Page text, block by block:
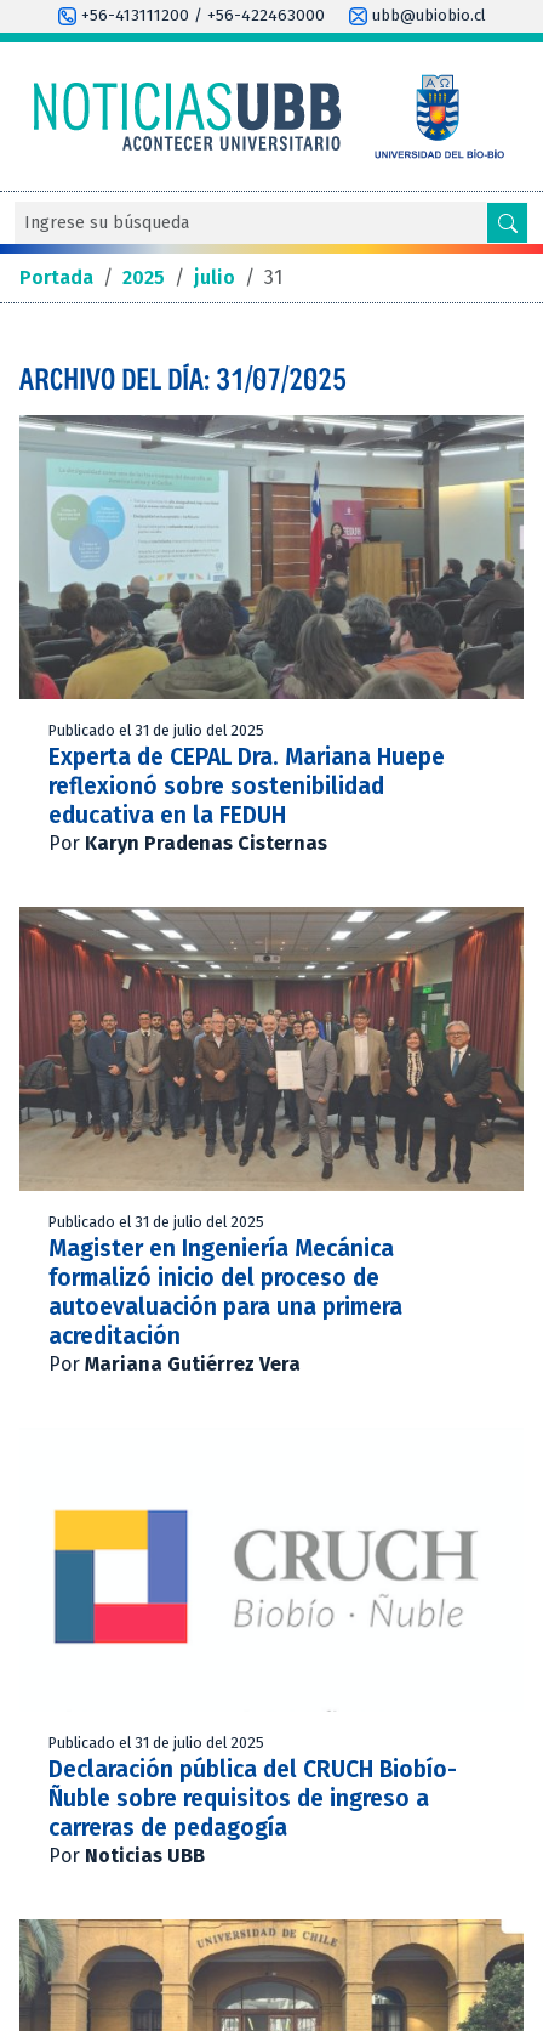
+56-413111200 / +56-422463000 ubb@ubiobio.cl
Portada / 2025 / julio / 31
ARCHIVO DEL DÍA: 31/07/2025
Publicado el 31 de julio del 2025
Experta de CEPAL Dra. Mariana Huepe
reflexionó sobre sostenibilidad
educativa en la FEDUH
Por Karyn Pradenas Cisternas
Publicado el 31 de julio del 2025
Magister en Ingeniería Mecánica
formalizó inicio del proceso de
autoevaluación para una primera
acreditación
Por Mariana Gutiérrez Vera
Publicado el 31 de julio del 2025
Declaración pública del CRUCH Biobío-
Ñuble sobre requisitos de ingreso a
carreras de pedagogía
Por Noticias UBB